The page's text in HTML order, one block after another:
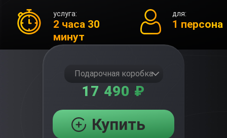
услуга:
2 часа 30
минут
для:
1 персона
Подарочная коробка
17 490 ₽
Купить